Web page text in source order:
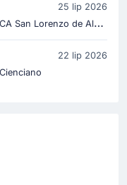
25 lip 2026
C
A San Lorenzo de Almagro
22 lip 2026
Cienciano